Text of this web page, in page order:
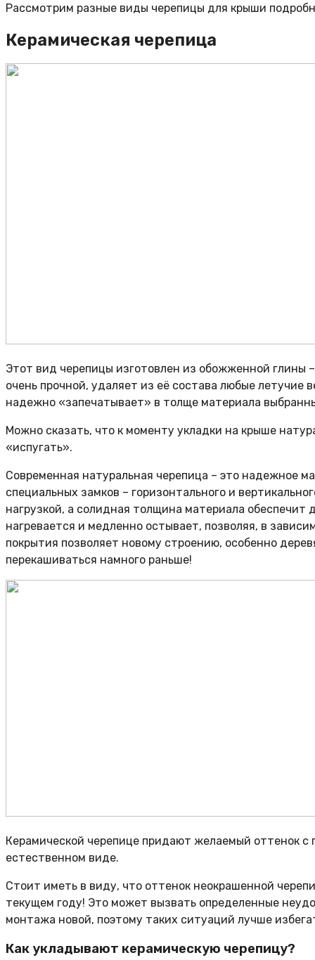
Рассмотрим разные виды черепицы для крыши
Керамическая черепица
Этот вид черепицы изготовлен из обожженной глины
очень прочной, удаляет из её состава любые
надежно «запечатывает» в толще материала
Можно сказать, что к моменту укладки на крыше
«испугать».
Современная натуральная черепица – это надежное
специальных замков – горизонтального и
нагрузкой, а солидная толщина материала
нагревается и медленно остывает, позволяя, в
покрытия позволяет новому строению, особенно
перекашиваться намного раньше!
Керамической черепице придают желаемый оттенок
естественном виде.
Стоит иметь в виду, что оттенок неокрашенной
текущем году! Это может вызвать определенные
монтажа новой, поэтому таких ситуаций лучше
Как укладывают керамическую черепицу?